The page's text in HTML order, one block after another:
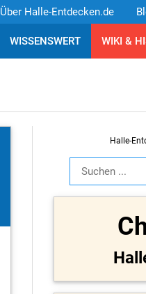
Über Halle-Entdecken.de
WISSENSWERT WIKI &
Halle-